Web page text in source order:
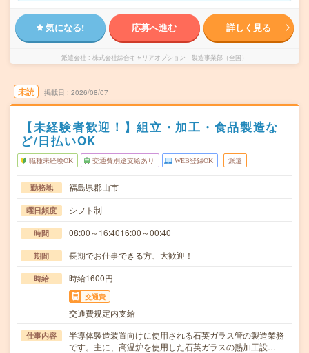
気になる! 応募へ進む 詳しく見る
派遣会社 株式会社綜合キャリアオプション 製造事業部（全国）
未読 掲載日 2026/08/07
【未経験者歓迎！】組立・加工・食品製造な
ど/日払いOK
職種未経験OK 交通費別途支給あり WEB登録OK 派遣
勤務地 福島県郡山市
曜日頻度 シフト制
時間 08:00～16:4016:00～00:40
期間 長期でお仕事できる方、大歓迎！
時給 時給1600円
交通費
交通費規定内支給
仕事内容
半導体製造装置向けに使用される石英ガラス管の製造業務
です。主に、高温炉を使用した石英ガラスの熱加工設…